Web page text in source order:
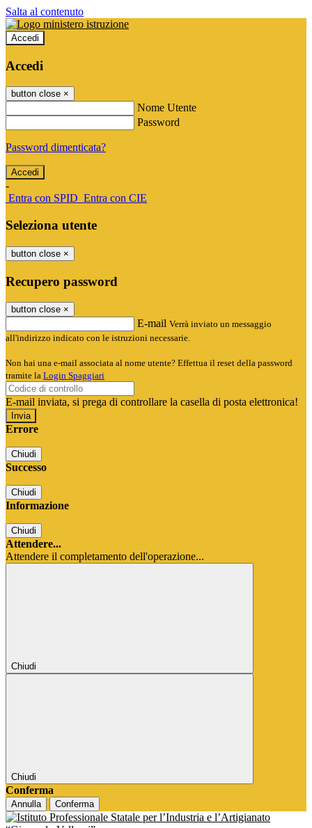
Salta al contenuto
Accedi
Accedi
button close ×
Nome Utente
Password
Password dimenticata?
-
Entra con SPID Entra con CIE
Seleziona utente
button close ×
Recupero password
button close ×
E-mail Verrà inviato un messaggio
all'indirizzo indicato con le istruzioni necessarie.
Non hai una e-mail associata al nome utente? Effettua il reset della password
tramite la Login Spaggiari
E-mail inviata, si prega di controllare la casella di posta elettronica!
Errore
Chiudi
Successo
Chiudi
Informazione
Chiudi
Attendere...
Attendere il completamento dell'operazione...
Chiudi
Chiudi
Conferma
Annulla Conferma